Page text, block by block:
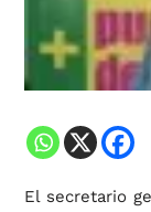
El secretario